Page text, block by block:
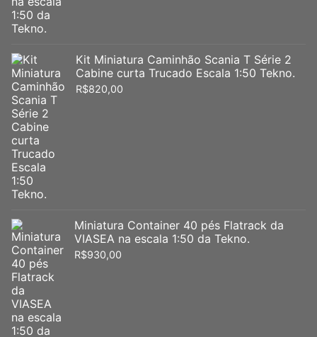
Kit Miniatura Caminhão Scania T Série 2
Cabine curta Trucado Escala 1:50 Tekno.
R$820,00
Miniatura Container 40 pés Flatrack da
VIASEA na escala 1:50 da Tekno.
R$930,00